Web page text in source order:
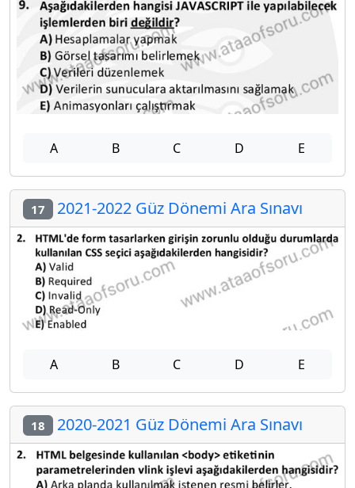
A B C D E
17 2021-2022 Güz Dönemi Ara Sınavı
A B C D E
18 2020-2021 Güz Dönemi Ara Sınavı